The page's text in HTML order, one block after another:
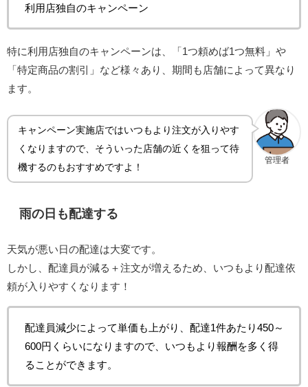
利用店独自のキャンペーン
特に利用店独自のキャンペーンは、「1つ頼めば1つ無料」や
「特定商品の割引」など様々あり、期間も店舗によって異なり
ます。
管理者
キャンペーン実施店ではいつもより注文が入りやす
くなりますので、そういった店舗の近くを狙って待
機するのもおすすめですよ！
雨の日も配達する
天気が悪い日の配達は大変です。
しかし、配達員が減る＋注文が増えるため、いつもより配達依
頼が入りやすくなります！
配達員減少によって単価も上がり、配達1件あたり450～
600円くらいになりますので、いつもより報酬を多く得
ることができます。